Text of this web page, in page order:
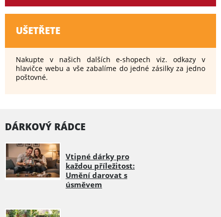
UŠETŘETE
Nakupte v našich dalších e-shopech viz. odkazy v
hlavičce webu a vše zabalíme do jedné zásilky za jedno
poštovné.
DÁRKOVÝ RÁDCE
Vtipné dárky pro
každou příležitost:
Umění darovat s
úsměvem